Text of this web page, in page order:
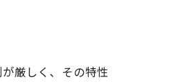
厳しく、その特性